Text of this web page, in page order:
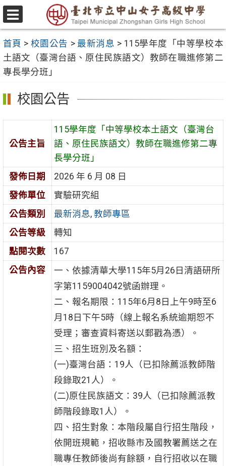
跳
至
要
內
容
區
選
單
首頁 > 校園公告 > 最新消息 > 115學年度「中等學校本
土語文（臺灣台語、原住民族語文）教師在職進修第二
專長學分班」
校園公告
公告主旨
115學年度「中等學校本土語文（臺灣台
語、原住民族語文）教師在職進修第二專
長學分班」
發佈日期
2026 年 6 月 08 日
發佈單位
實驗研究組
公告類別
最新消息, 教師專區
公告等級
轉知
點閱次數
167
公告內容
一、依據清華大學115年5月26日清語研所
字第1159004042號函辦理。
二、報名期限：115年6月8日上午9時至6
月18日下午5時（線上報名系統逾期恕不
受理；審查資料寄送以郵戳為憑）。
三、招生班別及名額：
(一)臺灣台語：19人（已扣除薦派教師階
段錄取21人）。
(二)原住民族語文：39人（已扣除薦派教
師階段錄取1人）。
四、招生對象：本階段屬自行招生階段，
依開班規範，招收縣市及國教署薦送之在
職專任教師後尚有餘額，自行招收以在職